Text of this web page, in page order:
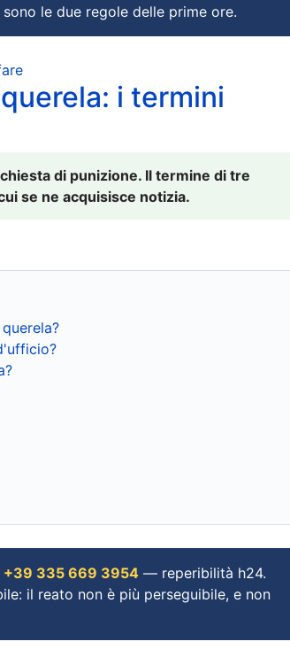
le due regole delle prime ore.
i termini
di punizione. Il termine di tre
se ne acquisisce notizia.
+39 335 669 3954 — reperibilità h24.
il reato non è più perseguibile, e non